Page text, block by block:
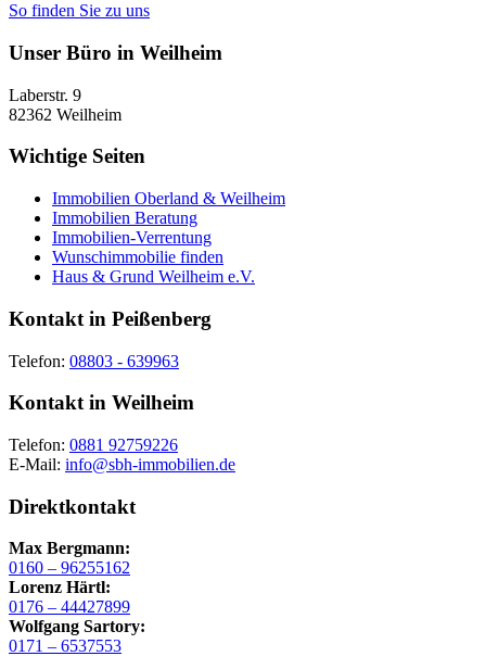
So finden Sie zu uns
Unser Büro in Weilheim
Laberstr. 9
82362 Weilheim
Wichtige Seiten
Immobilien Oberland & Weilheim
Immobilien Beratung
Immobilien-Verrentung
Wunschimmobilie finden
Haus & Grund Weilheim e.V.
Kontakt in Peißenberg
Telefon: 08803 - 639963
Kontakt in Weilheim
Telefon: 0881 92759226
E-Mail: info@sbh-immobilien.de
Direktkontakt
Max Bergmann:
0160 – 96255162
Lorenz Härtl:
0176 – 44427899‬
Wolfgang Sartory:
0171 – 6537553